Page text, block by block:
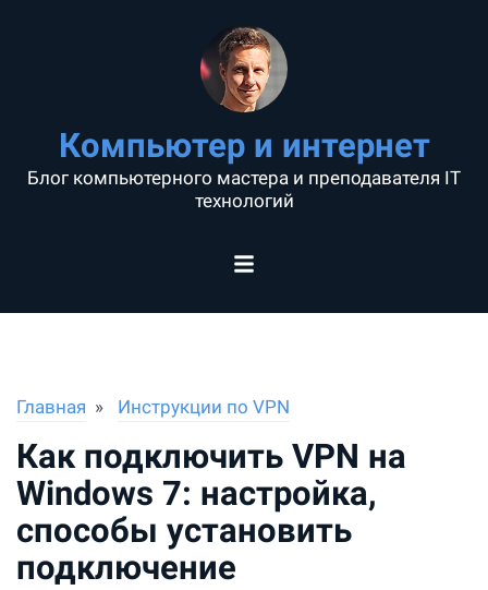
Компьютер и интернет
Блог компьютерного мастера и преподавателя IT
технологий
Главная Инструкции по VPN
Как подключить VPN на
Windows 7: настройка,
способы установить
подключение